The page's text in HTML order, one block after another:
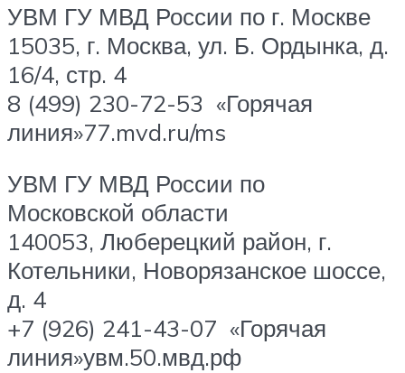
УВМ ГУ МВД России по г. Москве
15035, г. Москва, ул. Б. Ордынка, д.
16/4, стр. 4
8 (499) 230-72-53 «Горячая
линия»77.mvd.ru/ms
УВМ ГУ МВД России по
Московской области
140053, Люберецкий район, г.
Котельники, Новорязанское шоссе,
д. 4
+7 (926) 241-43-07 «Горячая
линия»увм.50.мвд.рф